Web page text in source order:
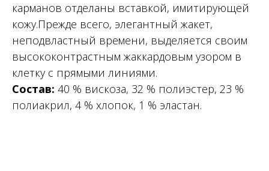
карманов отделаны вставкой, имитирующей
кожу.Прежде всего, элегантный жакет,
неподвластный времени, выделяется своим
высококонтрастным жаккардовым узором в
клетку с прямыми линиями.
Состав: 40 % вискоза, 32 % полиэстер, 23 %
полиакрил, 4 % хлопок, 1 % эластан.